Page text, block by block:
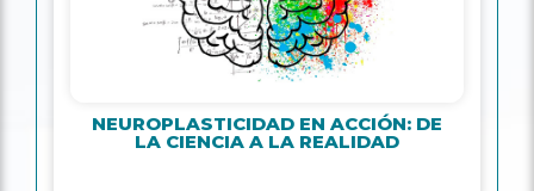
NEUROPLASTICIDAD EN ACCIÓN: DE
LA CIENCIA A LA REALIDAD